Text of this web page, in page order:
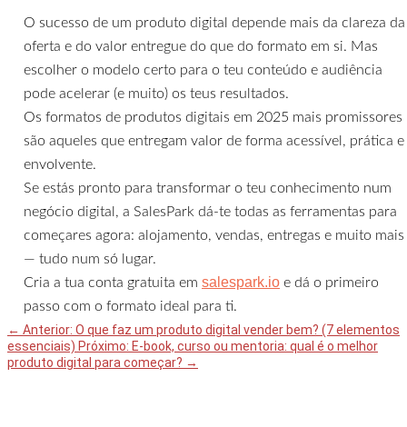
O sucesso de um produto digital depende mais da clareza da
oferta e do valor entregue do que do formato em si. Mas
escolher o modelo certo para o teu conteúdo e audiência
pode acelerar (e muito) os teus resultados.
Os formatos de produtos digitais em 2025 mais promissores
são aqueles que entregam valor de forma acessível, prática e
envolvente.
Se estás pronto para transformar o teu conhecimento num
negócio digital, a SalesPark dá-te todas as ferramentas para
começares agora: alojamento, vendas, entregas e muito mais
— tudo num só lugar.
Cria a tua conta gratuita em salespark.io e dá o primeiro
passo com o formato ideal para ti.
← Anterior: O que faz um produto digital vender bem? (7 elementos
essenciais) Próximo: E-book, curso ou mentoria: qual é o melhor
produto digital para começar? →